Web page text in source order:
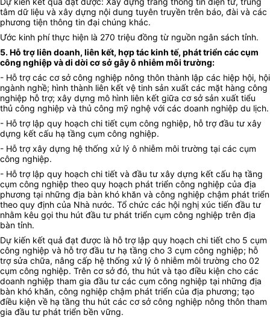
tâm dữ liệu và xây dựng nội dung tuyên truyền trên báo, đài và các
phương tiện thông tin đại chúng khác.
Ước kinh phí thực hiện là 270 triệu đồng từ nguồn ngân sách tỉnh.
5. Hỗ trợ liên doanh, liên kết, hợp tác kinh tế, phát triển các cụm
công nghiệp và di dời cơ sở gây ô nhiễm môi trường:
- Hỗ trợ các cơ sở công nghiệp nông thôn thành lập các hiệp hội, hội
ngành nghề; hình thành liên kết vệ tinh sản xuất các mặt hàng công
nghiệp hỗ trợ; xây dựng mô hình liên kết giữa cơ sở sản xuất tiểu
thủ công nghiệp và thủ công mỹ nghệ với các doanh nghiệp du lịch.
- Hỗ trợ lập quy hoạch chi tiết cụm công nghiệp, hỗ trợ đầu tư xây
dựng kết cấu hạ tầng cụm công nghiệp.
- Hỗ trợ xây dựng hệ thống xử lý ô nhiễm môi trường tại các cụm
công nghiệp.
- Hỗ trợ lập quy hoạch chi tiết và đầu tư xây dựng kết cấu hạ tầng
cụm công nghiệp theo quy hoạch phát triển công nghiệp của địa
phương tại những địa bàn khó khăn và công nghiệp chậm phát triển
theo quy định của Nhà nước. Tổ chức các hội nghị xúc tiến đầu tư
nhằm kêu gọi thu hút đầu tư phát triển cụm công nghiệp trên địa
bàn tỉnh.
Dự kiến kết quả đạt được là hỗ trợ lập quy hoạch chi tiết cho 5 cụm
công nghiệp và hỗ trợ đầu tư hạ tầng cho 3 cụm công nghiệp; hỗ
trợ sửa chữa, nâng cấp hệ thống xử lý ô nhiễm môi trường cho 02
cụm công nghiệp. Trên cơ sở đó, thu hút và tạo điều kiện cho các
doanh nghiệp tham gia đầu tư các cụm công nghiệp tại những địa
bàn khó khăn, công nghiệp chậm phát triển của địa phương; tạo
điều kiện về hạ tầng thu hút các cơ sở công nghiệp nông thôn tham
gia đầu tư phát triển bền vững.